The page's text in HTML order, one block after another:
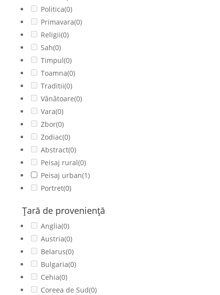
Politica(0)
Primavara(0)
Religii(0)
Sah(0)
Timpul(0)
Toamna(0)
Traditii(0)
Vânătoare(0)
Vara(0)
Zbor(0)
Zodiac(0)
Abstract(0)
Peisaj rural(0)
Peisaj urban(1)
Portret(0)
Ţară de provenienţă
Anglia(0)
Austria(0)
Belarus(0)
Bulgaria(0)
Cehia(0)
Coreea de Sud(0)